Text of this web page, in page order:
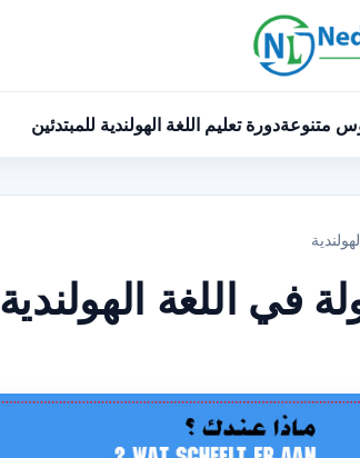
متنوعةدورة تعليم اللغة الهولندية للمبتدئين
في اللغة الهولندية